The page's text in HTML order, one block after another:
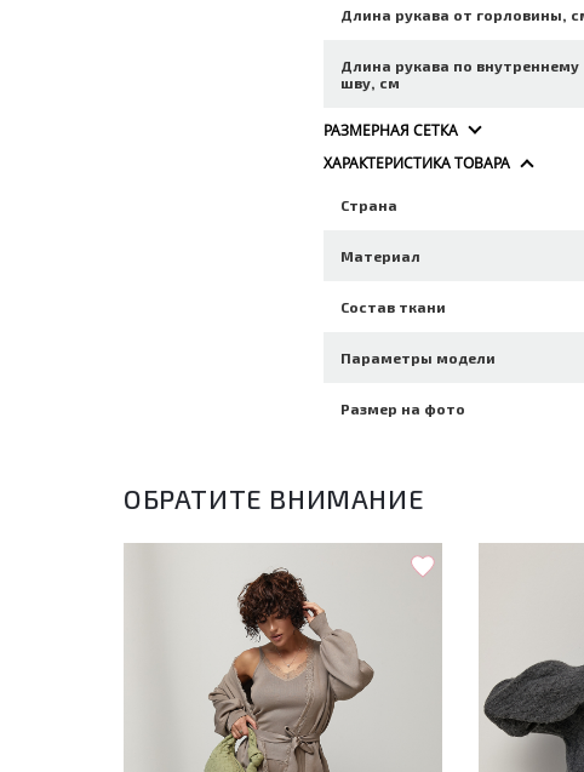
Длина рукава от горловины,
Длина рукава по внутреннему
шву, см
РАЗМЕРНАЯ СЕТКА
ХАРАКТЕРИСТИКА ТОВАРА
Страна
Материал
Состав ткани
Параметры модели
Размер на фото
ОБРАТИТЕ ВНИМАНИЕ